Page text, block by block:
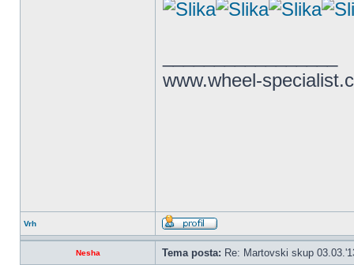
www.wheel-
Vrh
Nesha Tema posta: Re: Martovski skup